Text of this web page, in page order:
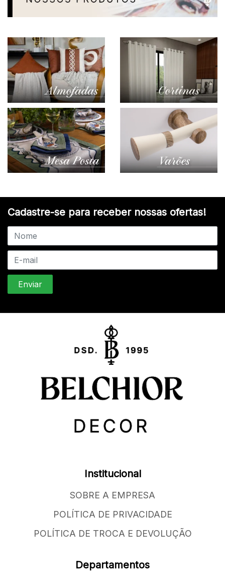
Cadastre-se para receber nossas ofertas!
Institucional
SOBRE A EMPRESA
POLÍTICA DE PRIVACIDADE
POLÍTICA DE TROCA E DEVOLUÇÃO
Departamentos